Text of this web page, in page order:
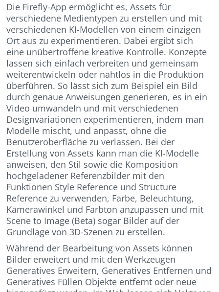
Die Firefly-App ermöglicht es, Assets für
verschiedene Medientypen zu erstellen und mit
verschiedenen KI-Modellen von einem einzigen
Ort aus zu experimentieren. Dabei ergibt sich
eine unübertroffene kreative Kontrolle. Konzepte
lassen sich einfach verbreiten und gemeinsam
weiterentwickeln oder nahtlos in die Produktion
überführen. So lässt sich zum Beispiel ein Bild
durch genaue Anweisungen generieren, es in ein
Video umwandeln und mit verschiedenen
Designvariationen experimentieren, indem man
Modelle mischt, und anpasst, ohne die
Benutzeroberfläche zu verlassen. Bei der
Erstellung von Assets kann man die KI-Modelle
anweisen, den Stil sowie die Komposition
hochgeladener Referenzbilder mit den
Funktionen Style Reference und Structure
Reference zu verwenden, Farbe, Beleuchtung,
Kamerawinkel und Farbton anzupassen und mit
Scene to Image (Beta) sogar Bilder auf der
Grundlage von 3D-Szenen zu erstellen.
Während der Bearbeitung von Assets können
Bilder erweitert und mit den Werkzeugen
Generatives Erweitern, Generatives Entfernen und
Generatives Füllen Objekte entfernt oder neue